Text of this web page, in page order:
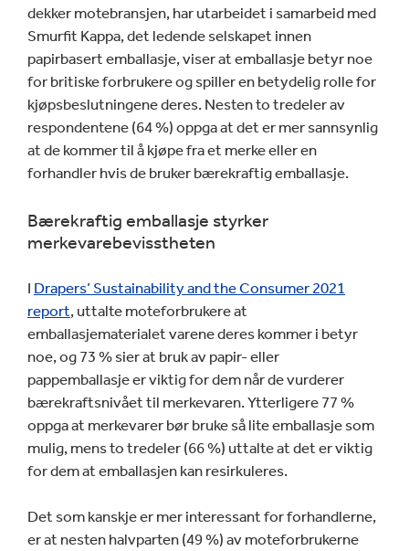
dekker motebransjen, har utarbeidet i samarbeid med
Smurfit Kappa, det ledende selskapet innen
papirbasert emballasje, viser at emballasje betyr noe
for britiske forbrukere og spiller en betydelig rolle for
kjøpsbeslutningene deres. Nesten to tredeler av
respondentene (64 %) oppga at det er mer sannsynlig
at de kommer til å kjøpe fra et merke eller en
forhandler hvis de bruker bærekraftig emballasje.
Bærekraftig emballasje styrker
merkevarebevisstheten
I Drapers’ Sustainability and the Consumer 2021
report, uttalte moteforbrukere at
emballasjematerialet varene deres kommer i betyr
noe, og 73 % sier at bruk av papir- eller
pappemballasje er viktig for dem når de vurderer
bærekraftsnivået til merkevaren. Ytterligere 77 %
oppga at merkevarer bør bruke så lite emballasje som
mulig, mens to tredeler (66 %) uttalte at det er viktig
for dem at emballasjen kan resirkuleres.
Det som kanskje er mer interessant for forhandlerne,
er at nesten halvparten (49 %) av moteforbrukerne